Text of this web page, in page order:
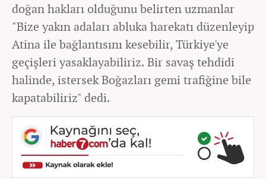
doğan hakları olduğunu belirten uzmanlar
"Bize yakın adaları abluka harekatı düzenleyip
Atina ile bağlantısını kesebilir, Türkiye'ye
geçişleri yasaklayabiliriz. Bir savaş tehdidi
halinde, istersek Boğazları gemi trafiğine bile
kapatabiliriz" dedi.